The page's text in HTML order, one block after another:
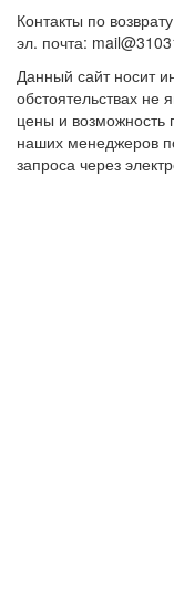
Контакты по
эл. почта:
Данный сайт носит
обстоятельствах не
цены и возможность
наших менеджеров
запроса через